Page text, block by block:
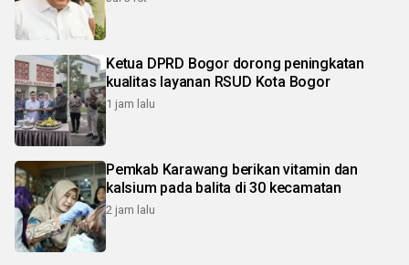
Ketua DPRD Bogor dorong peningkatan
kualitas layanan RSUD Kota Bogor
1 jam lalu
Pemkab Karawang berikan vitamin dan
kalsium pada balita di 30 kecamatan
2 jam lalu